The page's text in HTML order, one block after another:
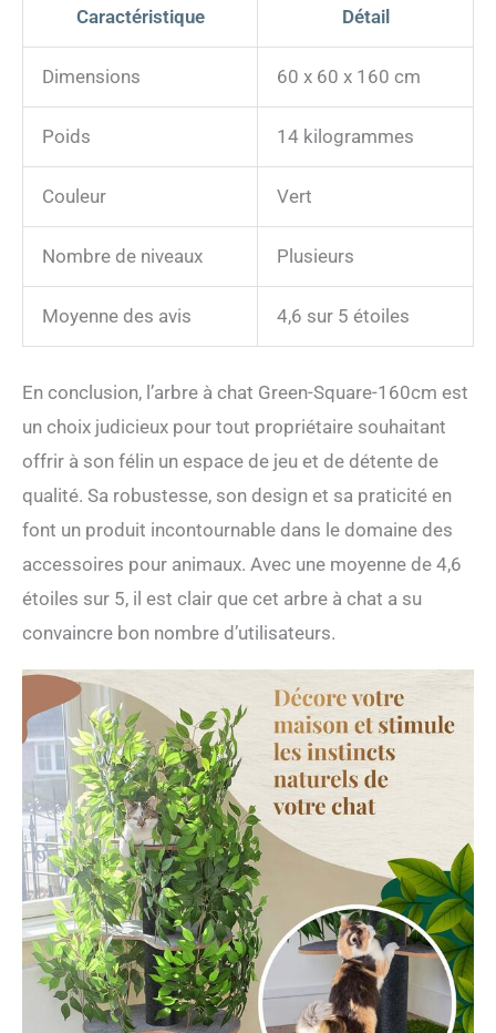
Caractéristique Détail
Dimensions 60 x 60 x 160 cm
Poids 14 kilogrammes
Couleur Vert
Nombre de niveaux Plusieurs
Moyenne des avis 4,6 sur 5 étoiles
En conclusion, l’arbre à chat Green-Square-160cm est
un choix judicieux pour tout propriétaire souhaitant
offrir à son félin un espace de jeu et de détente de
qualité. Sa robustesse, son design et sa praticité en
font un produit incontournable dans le domaine des
accessoires pour animaux. Avec une moyenne de 4,6
étoiles sur 5, il est clair que cet arbre à chat a su
convaincre bon nombre d’utilisateurs.